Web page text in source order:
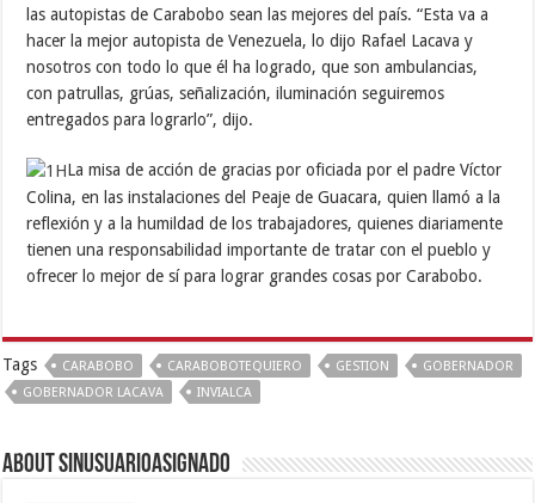
las autopistas de Carabobo sean las mejores del país. “Esta va a
hacer la mejor autopista de Venezuela, lo dijo Rafael Lacava y
nosotros con todo lo que él ha logrado, que son ambulancias,
con patrullas, grúas, señalización, iluminación seguiremos
entregados para lograrlo”, dijo.
La misa de acción de gracias por oficiada por el padre Víctor
Colina, en las instalaciones del Peaje de Guacara, quien llamó a la
reflexión y a la humildad de los trabajadores, quienes diariamente
tienen una responsabilidad importante de tratar con el pueblo y
ofrecer lo mejor de sí para lograr grandes cosas por Carabobo.
Tags CARABOBO CARABOBOTEQUIERO GESTION
GOBERNADOR
GOBERNADOR LACAVA
INVIALCA
About sinusuarioasignado